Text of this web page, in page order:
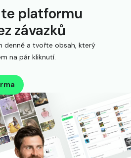
platformu
závazků
denně a tvořte obsah, který
na pár kliknutí.